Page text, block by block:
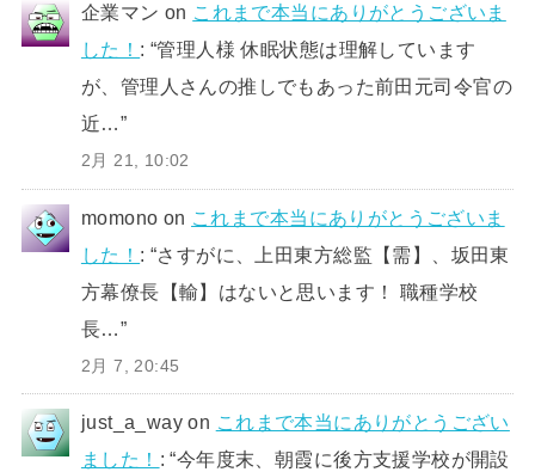
企業マン on これまで本当にありがとうございま
した！ : “管理人様 休眠状態は理解しています
が、管理人さんの推しでもあった前田元司令官の
近…”
2月 21, 10:02
momono on これまで本当にありがとうございま
した！ : “さすがに、上田東方総監【需】、坂田東
方幕僚長【輸】はないと思います！ 職種学校
長…”
2月 7, 20:45
just_a_way on これまで本当にありがとうござい
ました！ : “今年度末、朝霞に後方支援学校が開設